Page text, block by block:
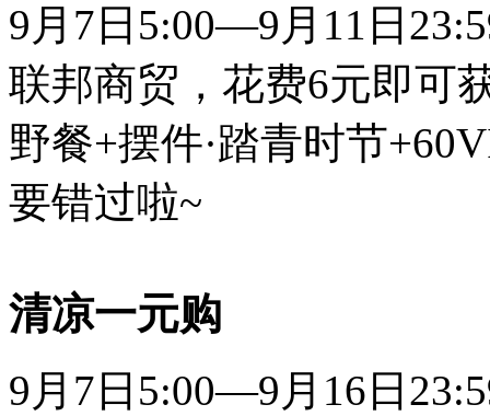
9月7日5:00—9月11日
联邦商贸，花费6元即可
野餐+摆件·踏青时节
要错过啦~
清凉一元购
9月7日5:00—9月16日